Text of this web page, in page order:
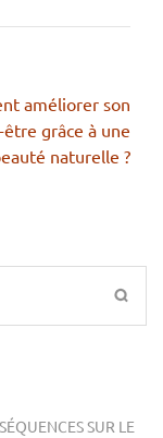
améliorer son
être grâce à une
naturelle ?
SUR LE